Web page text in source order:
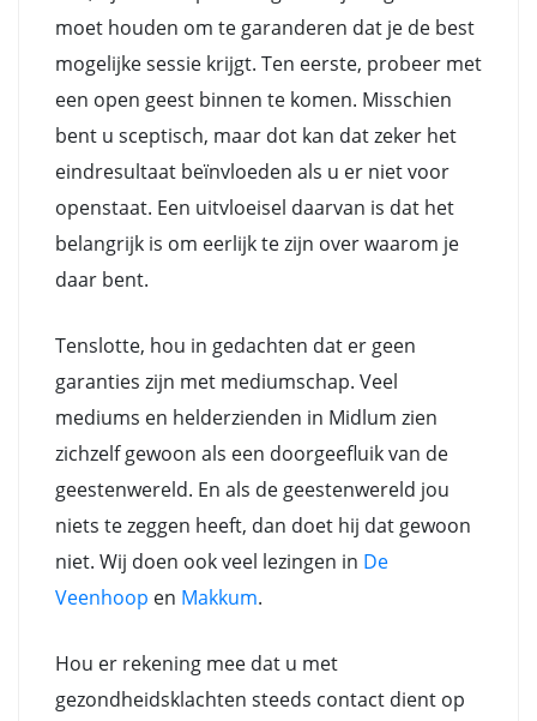
moet houden om te garanderen dat je de best
mogelijke sessie krijgt. Ten eerste, probeer met
een open geest binnen te komen. Misschien
bent u sceptisch, maar dot kan dat zeker het
eindresultaat beïnvloeden als u er niet voor
openstaat. Een uitvloeisel daarvan is dat het
belangrijk is om eerlijk te zijn over waarom je
daar bent.
Tenslotte, hou in gedachten dat er geen
garanties zijn met mediumschap. Veel
mediums en helderzienden in Midlum zien
zichzelf gewoon als een doorgeefluik van de
geestenwereld. En als de geestenwereld jou
niets te zeggen heeft, dan doet hij dat gewoon
niet. Wij doen ook veel lezingen in De
Veenhoop en Makkum.
Hou er rekening mee dat u met
gezondheidsklachten steeds contact dient op